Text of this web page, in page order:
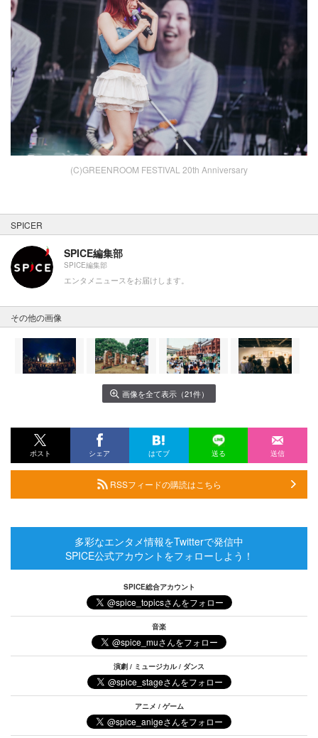
(C)GREENROOM FESTIVAL 20th Anniversary
SPICER
SPICE編集部
SPICE編集部
エンタメニュースをお届けします。
その他の画像
画像を全て表示（21件）
ポスト シェア はてブ 送る 送信
RSSフィードの購読はこちら
多彩なエンタメ情報をTwitterで発信中
SPICE公式アカウントをフォローしよう！
SPICE総合アカウント
音楽
演劇 / ミュージカル / ダンス
アニメ / ゲーム